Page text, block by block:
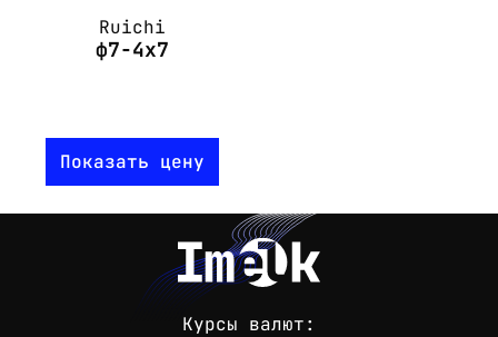
Ruichi
ф7-4x7
Показать цену
Курсы валют: